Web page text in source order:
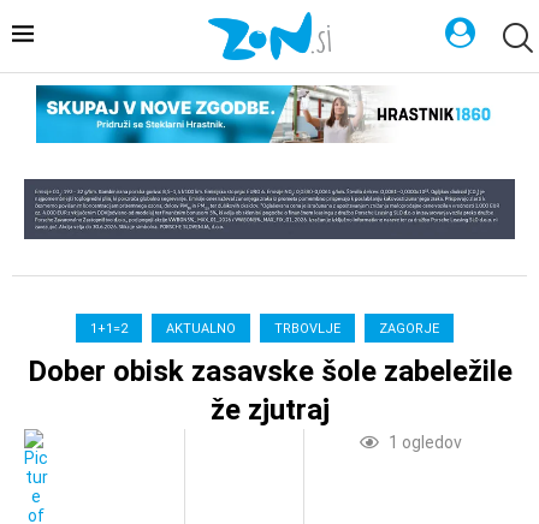
1+1=2 AKTUALNO TRBOVLJE ZAGORJE
Dober obisk zasavske šole zabeležile
že zjutraj
1 ogledov